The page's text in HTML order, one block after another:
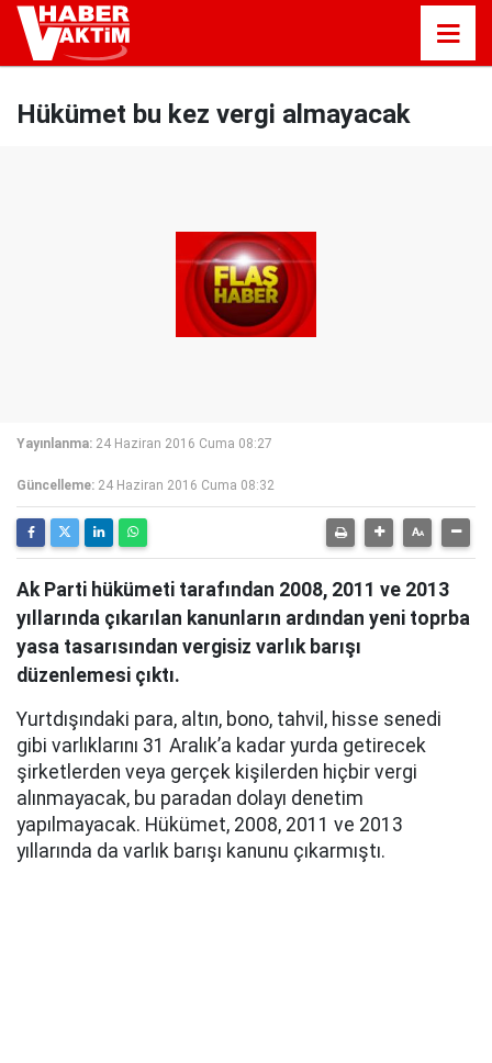
Hükümet bu kez vergi almayacak
Yayınlanma: 24 Haziran 2016 Cuma 08:27
Güncelleme: 24 Haziran 2016 Cuma 08:32
Ak Parti hükümeti tarafından 2008, 2011 ve 2013
yıllarında çıkarılan kanunların ardından yeni toprba
yasa tasarısından vergisiz varlık barışı
düzenlemesi çıktı.
Yurtdışındaki para, altın, bono, tahvil, hisse senedi
gibi varlıklarını 31 Aralık’a kadar yurda getirecek
şirketlerden veya gerçek kişilerden hiçbir vergi
alınmayacak, bu paradan dolayı denetim
yapılmayacak. Hükümet, 2008, 2011 ve 2013
yıllarında da varlık barışı kanunu çıkarmıştı.